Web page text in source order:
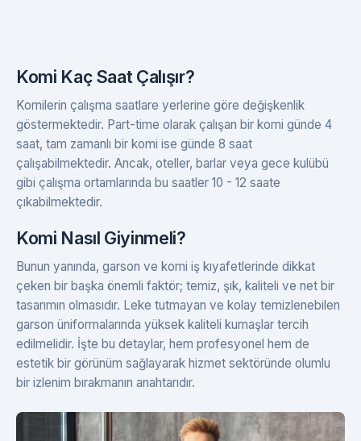
Komi Kaç Saat Çalışır?
Komilerin çalışma saatlare yerlerine göre değişkenlik
göstermektedir. Part-time olarak çalışan bir komi günde 4
saat, tam zamanlı bir komi ise günde 8 saat
çalışabilmektedir. Ancak, oteller, barlar veya gece kulübü
gibi çalışma ortamlarında bu saatler 10 - 12 saate
çıkabilmektedir.
Komi Nasıl Giyinmeli?
Bunun yanında, garson ve komi iş kıyafetlerinde dikkat
çeken bir başka önemli faktör; temiz, şık, kaliteli ve net bir
tasarımın olmasıdır. Leke tutmayan ve kolay temizlenebilen
garson üniformalarında yüksek kaliteli kumaşlar tercih
edilmelidir. İşte bu detaylar, hem profesyonel hem de
estetik bir görünüm sağlayarak hizmet sektöründe olumlu
bir izlenim bırakmanın anahtarıdır.